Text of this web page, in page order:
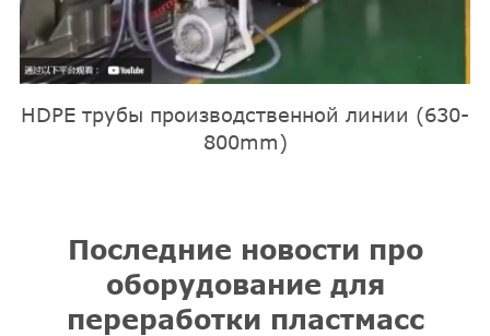
HDPE трубы производственной линии (630-
800mm)
Последние новости про
оборудование для
переработки пластмасс